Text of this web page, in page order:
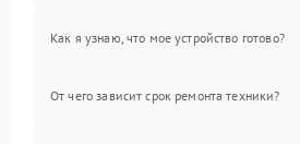
Как я узнаю, что мое устройство готово?
От чего зависит срок ремонта техники?